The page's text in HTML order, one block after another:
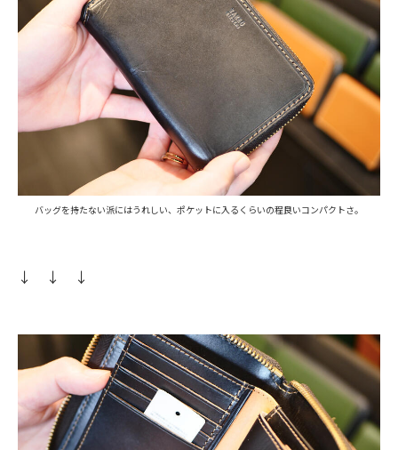
バッグを持たない派にはうれしい、ポケットに入るくらいの程良いコンパクトさ。
↓ ↓ ↓